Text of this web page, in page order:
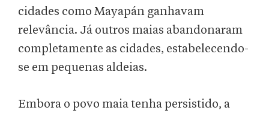
cidades como Mayapán ganhavam
relevância. Já outros maias abandonaram
completamente as cidades, estabelecendo-
se em pequenas aldeias.
Embora o povo maia tenha persistido, a